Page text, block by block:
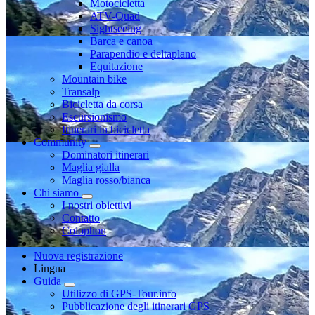
Motocicletta
ATV-Quad
Sightseeing
Barca e canoa
Parapendio e deltaplano
Equitazione
Mountain bike
Transalp
Bicicletta da corsa
Escursionismo
Itinerari in bicicletta
Community
Dominatori itinerari
Maglia gialla
Maglia rosso/bianca
Chi siamo
I nostri obiettivi
Contatto
Colophon
Nuova registrazione
Lingua
Guida
Utilizzo di GPS-Tour.info
Pubblicazione degli itinerari GPS